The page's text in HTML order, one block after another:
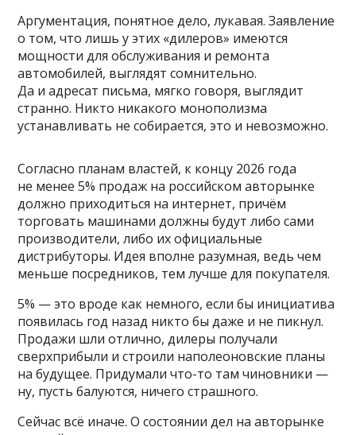
Аргументация, понятное дело, лукавая. Заявление
о том, что лишь у этих «дилеров» имеются
мощности для обслуживания и ремонта
автомобилей, выглядят сомнительно.
Да и адресат письма, мягко говоря, выглядит
странно. Никто никакого монополизма
устанавливать не собирается, это и невозможно.
Согласно планам властей, к концу 2026 года
не менее 5% продаж на российском авторынке
должно приходиться на интернет, причём
торговать машинами должны будут либо сами
производители, либо их официальные
дистрибуторы. Идея вполне разумная, ведь чем
меньше посредников, тем лучше для покупателя.
5% — это вроде как немного, если бы инициатива
появилась год назад никто бы даже и не пикнул.
Продажи шли отлично, дилеры получали
сверхприбыли и строили наполеоновские планы
на будущее. Придумали что-то там чиновники —
ну, пусть балуются, ничего страшного.
Сейчас всё иначе. О состоянии дел на авторынке